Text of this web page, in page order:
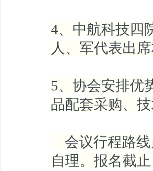
4、中航科技四
人、军代表出
5、协会安排优
品配套采购、
会议行程路线
自理。报名截